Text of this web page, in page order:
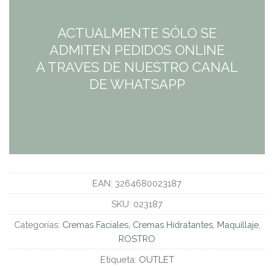
ACTUALMENTE SÓLO SE
ADMITEN PEDIDOS ONLINE
A TRAVES DE NUESTRO CANAL
DE WHATSAPP
EAN: 3264680023187
SKU: 023187
Categorías: Cremas Faciales, Cremas Hidratantes, Maquillaje,
ROSTRO
Etiqueta: OUTLET